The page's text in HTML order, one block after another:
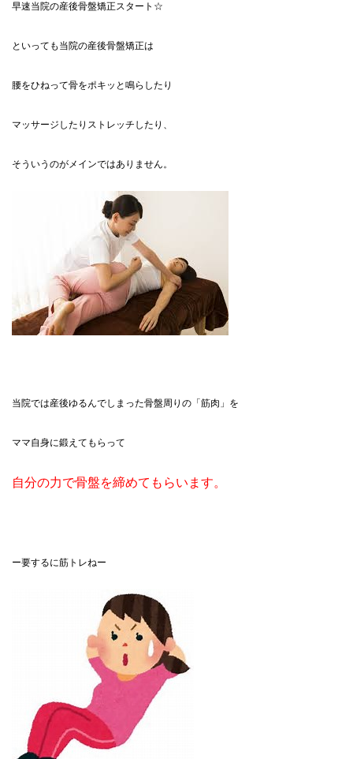
早速当院の産後骨盤矯正スタート☆
といっても当院の産後骨盤矯正は
腰をひねって骨をポキッと鳴らしたり
マッサージしたりストレッチしたり、
そういうのがメインではありません。
当院では産後ゆるんでしまった骨盤周りの「筋肉」を
ママ自身に鍛えてもらって
自分の力で骨盤を締めてもらいます。
ー要するに筋トレねー